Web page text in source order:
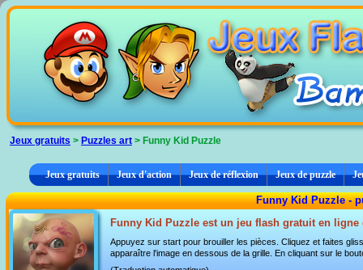
Jeux gratuits > Puzzles art > Funny Kid Puzzle
Jeux gratuits Jeux d'action Jeux de réflexion Jeux de puzzle
Funny Kid Puzzle -
Funny Kid Puzzle est un jeu flash gratuit en
Appuyez sur start pour brouiller les pièces. Cliquez et faites
apparaître l'image en dessous de la grille. En cliquant sur le
Panneau de gestion des cookies